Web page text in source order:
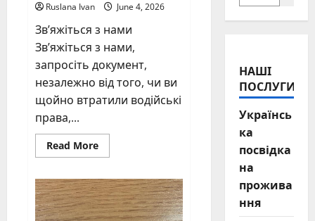
Ruslana Ivan June 4, 2026
Зв’яжіться з нами
Зв’яжіться з нами,
запросіть документ,
незалежно від того, чи ви
щойно втратили водійські
права,...
Read MoreRead
more
з
нами
НАШІ
ПОСЛУГИ
Українсь
ка
посвідка
на
прожива
ння